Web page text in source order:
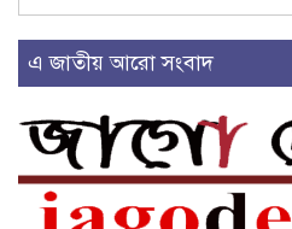
এ জাতীয় আরো সংবাদ